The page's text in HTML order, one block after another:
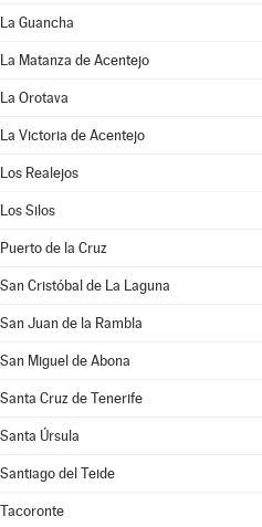
La Guancha
La Matanza de Acentejo
La Orotava
La Victoria de Acentejo
Los Realejos
Los Silos
Puerto de la Cruz
San Cristóbal de La Laguna
San Juan de la Rambla
San Miguel de Abona
Santa Cruz de Tenerife
Santa Úrsula
Santiago del Teide
Tacoronte